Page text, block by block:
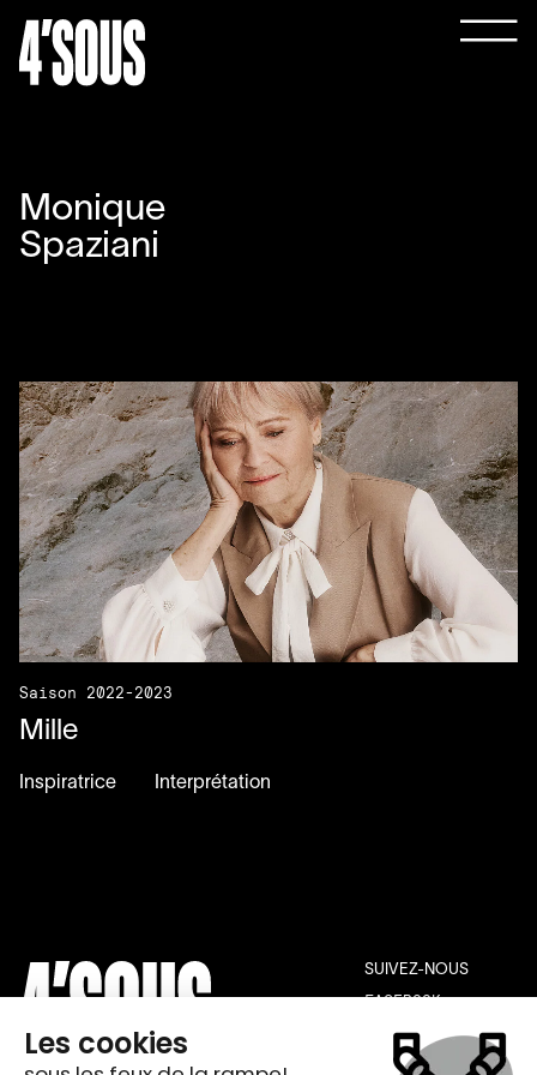
Monique
Spaziani
Saison 2022-2023
Mille
Inspiratrice Interprétation
SUIVEZ-NOUS
FACEBOOK
YOUTUBE